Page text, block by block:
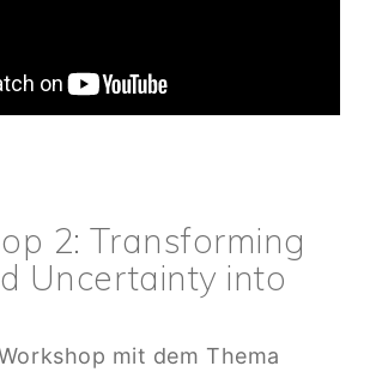
2: Transforming
Uncertainty into
mit dem Thema